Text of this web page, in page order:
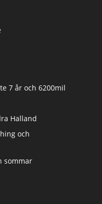
7 år och 6200mil
Halland
och
sommar